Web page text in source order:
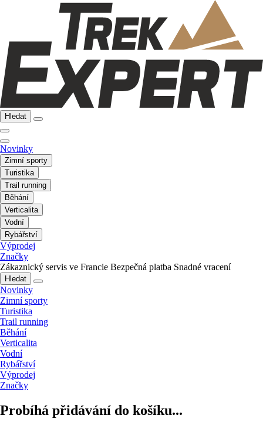
Hledat
Novinky
Zimní sporty
Turistika
Trail running
Běhání
Verticalita
Vodní
Rybářství
Výprodej
Značky
Zákaznický servis ve Francie Bezpečná platba Snadné vracení
Hledat
Novinky
Zimní sporty
Turistika
Trail running
Běhání
Verticalita
Vodní
Rybářství
Výprodej
Značky
Probíhá přidávání do košíku...